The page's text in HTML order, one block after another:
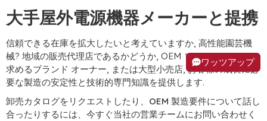
大手屋外電源機器メーカーと提携
信頼できる在庫を拡大したいと考えていますか, 高性能園芸機
械? 地域の販売代理店であるかどうか, OEM ソリューションを
求めるブランド オーナー, または大型小売店, お客様の成長に必
要な製造の安定性と技術的専門知識を提供します.
卸売カタログをリクエストしたり、OEM 製造要件について話し
合ったりするには、今すぐ当社の営業チームにお問い合わせく
ワッツアップ